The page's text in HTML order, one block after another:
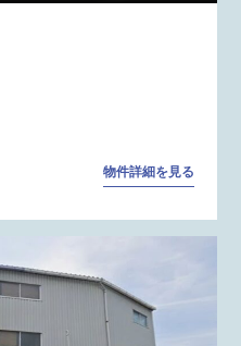
物件詳細を見る